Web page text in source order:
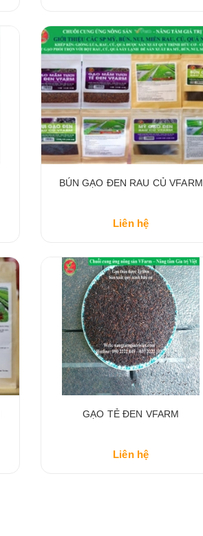
BÚN GẠO ĐEN RAU CỦ VFARM
Liên hệ
GẠO TẺ ĐEN VFARM
Liên hệ